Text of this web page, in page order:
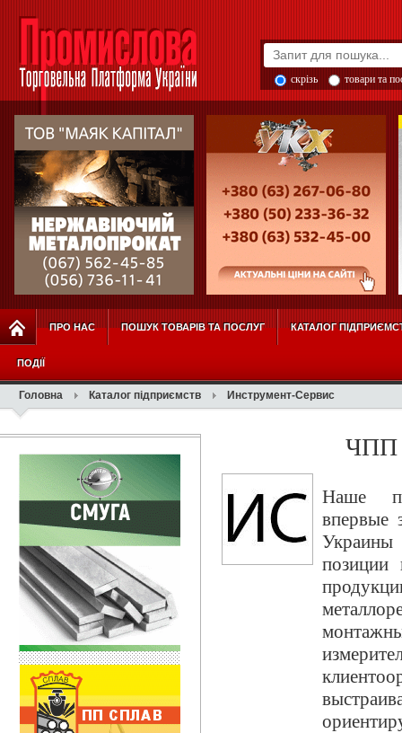
скрізь товари та
ПРО НАС ПОШУК ТОВАРІВ ТА ПОСЛУГ КАТАЛОГ
ПОДІЇ
Головна Каталог підприємств Инструмент-Сервис
ЧПП
Наше
впервые
позиции